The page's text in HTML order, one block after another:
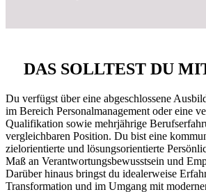
DAS SOLLTEST DU
Du verfügst über eine abgeschlossene
im Bereich Personalmanagement oder eine
Qualifikation sowie mehrjährige
vergleichbaren Position. Du bist eine
zielorientierte und lösungsorientierte
Maß an Verantwortungsbewusstsein und
Darüber hinaus bringst du idealerweise
Transformation und im Umgang mit